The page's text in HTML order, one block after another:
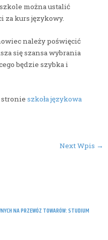
NA PRZEWÓZ TOWARÓW: STUDIUM
można ustalić
za kurs językowy.
należy poświęcić
się szansa wybrania
będzie szybka i
stronieszkoła językowa
Next Wpis →